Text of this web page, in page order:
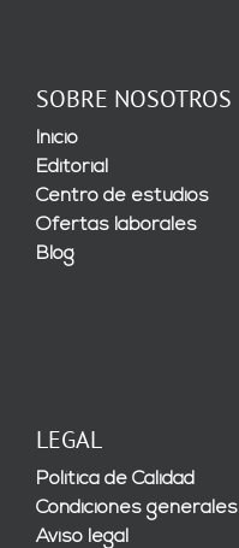
SOBRE NOSOTROS
Inicio
Editorial
Centro de estudios
Ofertas laborales
Blog
LEGAL
Política de Calidad
Condiciones generales
Aviso legal